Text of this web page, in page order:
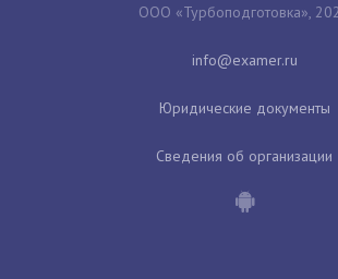
ООО «Турбоподготовка»,
Юридические документы
Сведения об организации